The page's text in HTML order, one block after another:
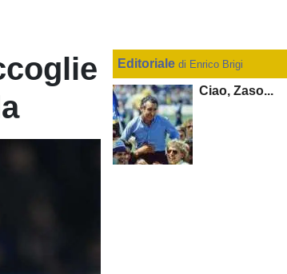
Editorialedi Enrico Brigi
Ciao, Zaso...